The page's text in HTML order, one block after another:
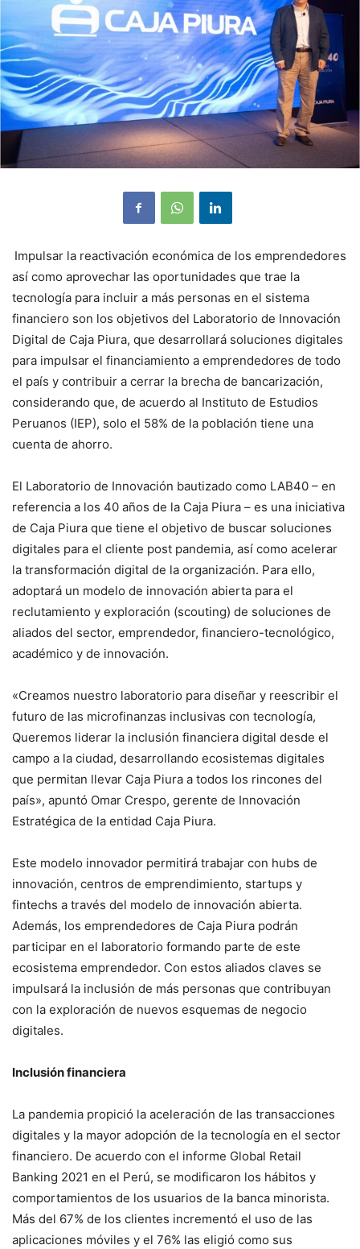
Impulsar la reactivación económica de los emprendedores
así como aprovechar las oportunidades que trae la
tecnología para incluir a más personas en el sistema
financiero son los objetivos del Laboratorio de Innovación
Digital de Caja Piura, que desarrollará soluciones digitales
para impulsar el financiamiento a emprendedores de todo
el país y contribuir a cerrar la brecha de bancarización,
considerando que, de acuerdo al Instituto de Estudios
Peruanos (IEP), solo el 58% de la población tiene una
cuenta de ahorro.
El Laboratorio de Innovación bautizado como LAB40 – en
referencia a los 40 años de la Caja Piura – es una iniciativa
de Caja Piura que tiene el objetivo de buscar soluciones
digitales para el cliente post pandemia, así como acelerar
la transformación digital de la organización. Para ello,
adoptará un modelo de innovación abierta para el
reclutamiento y exploración (scouting) de soluciones de
aliados del sector, emprendedor, financiero-tecnológico,
académico y de innovación.
«Creamos nuestro laboratorio para diseñar y reescribir el
futuro de las microfinanzas inclusivas con tecnología,
Queremos liderar la inclusión financiera digital desde el
campo a la ciudad, desarrollando ecosistemas digitales
que permitan llevar Caja Piura a todos los rincones del
país», apuntó Omar Crespo, gerente de Innovación
Estratégica de la entidad Caja Piura.
Este modelo innovador permitirá trabajar con hubs de
innovación, centros de emprendimiento, startups y
fintechs a través del modelo de innovación abierta.
Además, los emprendedores de Caja Piura podrán
participar en el laboratorio formando parte de este
ecosistema emprendedor. Con estos aliados claves se
impulsará la inclusión de más personas que contribuyan
con la exploración de nuevos esquemas de negocio
digitales.
Inclusión financiera
La pandemia propició la aceleración de las transacciones
digitales y la mayor adopción de la tecnología en el sector
financiero. De acuerdo con el informe Global Retail
Banking 2021 en el Perú, se modificaron los hábitos y
comportamientos de los usuarios de la banca minorista.
Más del 67% de los clientes incrementó el uso de las
aplicaciones móviles y el 76% las eligió como sus